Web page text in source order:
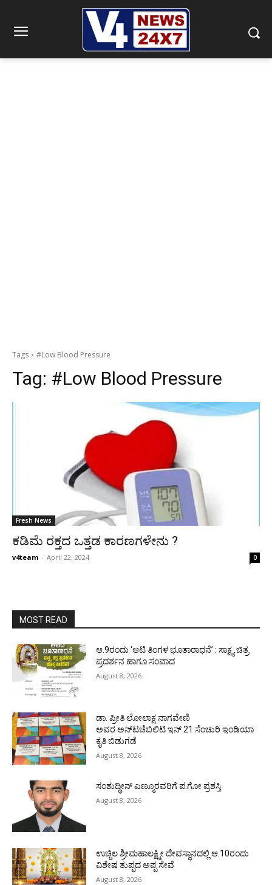
Tags #Low Blood Pressure
Tag: #Low Blood Pressure
Fresh News
ಕಡಿಮೆ ರಕ್ತದ ಒತ್ತಡ ಕಾರಣಗಳೇನು ?
v4team - April 22, 2024 0
MOST READ
ಆ.9ರಂದು ‘ಆಟಿ ತಿಂಗಳ ಭೂತಾರಾಧನೆ’ : ಸಾಕ್ಷ್ಯ ಚಿತ್ರ
ಪ್ರದರ್ಶನ ಹಾಗೂ ಸಂವಾದ
August 8, 2026
ಡಾ. ಪ್ರೀತಿ ಲೋಲಾಕ್ಷ ನಾಗವೇಣಿ
ಅವರ ಅನ್‌ಟಚೆಬಿಲಿಟಿ ಇನ್ 21 ಸೆಂಚುರಿ ಇಂಡಿಯಾ
ಕೃತಿ ಬಿಡುಗಡೆ
August 8, 2026
ಸಂಶುದ್ಧೀನ್ ಎಣ್ಮೂರವರಿಗೆ ಪ.ಗೋ ಪ್ರಶಸ್ತಿ
August 8, 2026
ಉಚ್ಚಿಲ ಶ್ರೀಮಹಾಲಕ್ಷ್ಮೀ ದೇವಸ್ಥಾನದಲ್ಲಿ ಆ.10ರಂದು
ವಿಶೇಷ ತುಪ್ಪದ ಅಪ್ಪ ಸೇವೆ
August 8, 2026